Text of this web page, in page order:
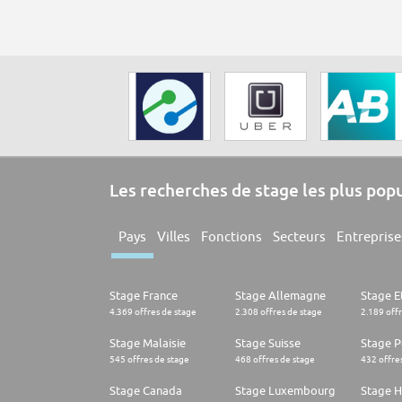
Les recherches de stage les plus
Pays Villes Fonctions Secteurs
Stage France
4.369 offres de stage
Stage Allemagne
2.308 offres de stage
Stage
2.189
Stage Malaisie
545 offres de stage
Stage Suisse
468 offres de stage
Stage
432
Stage Canada Stage Luxembourg Stage